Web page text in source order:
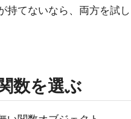
持てないなら、両方を試し
数を選ぶ